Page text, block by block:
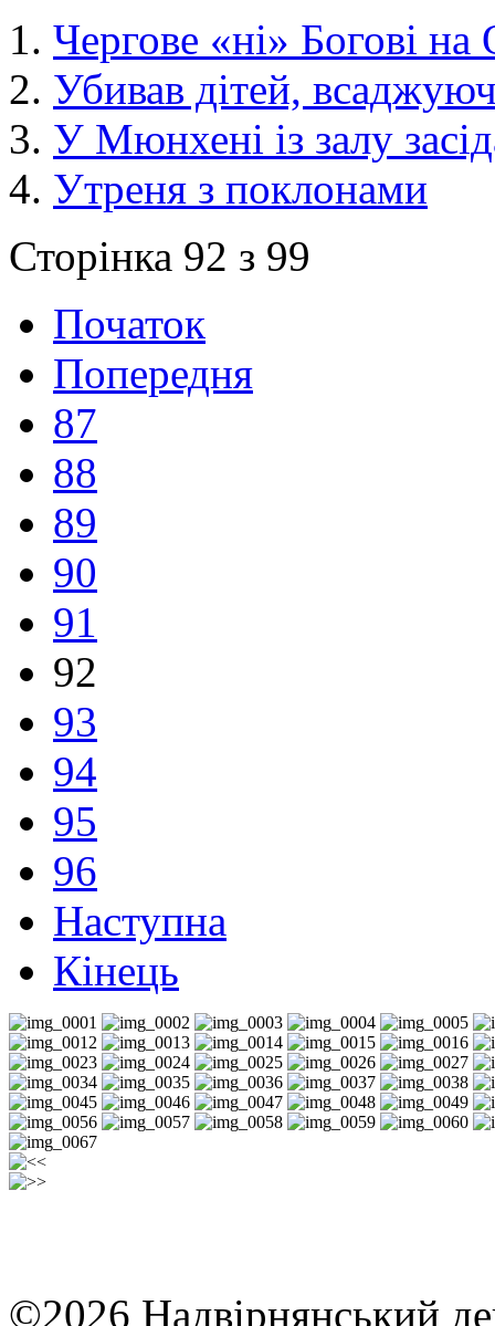
Чергове «ні» Богові на
Убивав дітей,
У Мюнхені із залу
Утреня з поклонами
Сторінка 92 з 99
Початок
Попередня
87
88
89
90
91
92
93
94
95
96
Наступна
Кінець
©2026 Надвірнянський